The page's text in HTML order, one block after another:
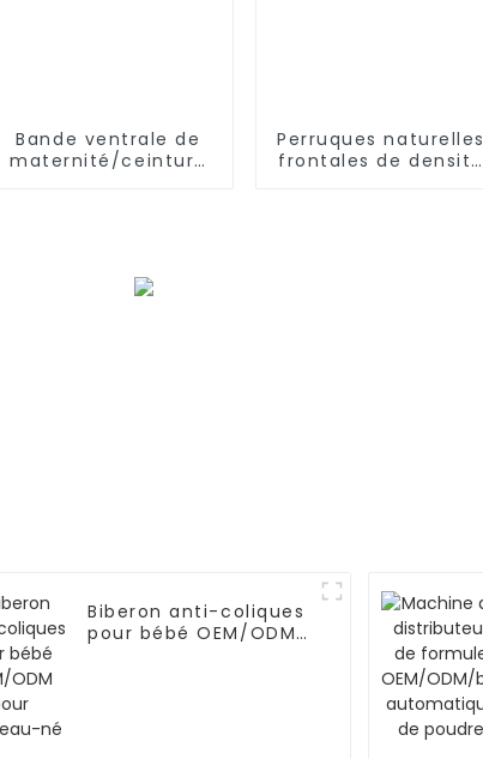
Bande ventrale de
maternité/ceinture
Perruques naturelles
frontales de densité
Biberon anti-coliques
pour bébé OEM/ODM